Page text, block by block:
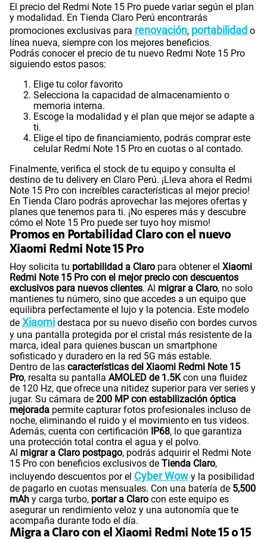
El precio del Redmi Note 15 Pro puede variar según el plan
y modalidad. En Tienda Claro Perú encontrarás
promociones exclusivas para renovación, portabilidad o
línea nueva, siempre con los mejores beneficios.
Podrás conocer el precio de tu nuevo Redmi Note 15 Pro
siguiendo estos pasos:
Elige tu color favorito
Selecciona la capacidad de almacenamiento o
memoria interna.
Escoge la modalidad y el plan que mejor se adapte a
ti.
Elige el tipo de financiamiento, podrás comprar este
celular Redmi Note 15 Pro en cuotas o al contado.
Finalmente, verifica el stock de tu equipo y consulta el
destino de tu delivery en Claro Perú. ¡Lleva ahora el Redmi
Note 15 Pro con increíbles características al mejor precio!
En Tienda Claro podrás aprovechar las mejores ofertas y
planes que tenemos para ti. ¡No esperes más y descubre
cómo el Note 15 Pro puede ser tuyo hoy mismo!
Promos en Portabilidad Claro con el nuevo
Xiaomi Redmi Note 15 Pro
Hoy solicita tu portabilidad a Claro para obtener el Xiaomi
Redmi Note 15 Pro con el mejor precio con descuentos
exclusivos para nuevos clientes. Al migrar a Claro, no solo
mantienes tu número, sino que accedes a un equipo que
equilibra perfectamente el lujo y la potencia. Este modelo
de Xiaomi destaca por su nuevo diseño con bordes curvos
y una pantalla protegida por el cristal más resistente de la
marca, ideal para quienes buscan un smartphone
sofisticado y duradero en la red 5G más estable.
Dentro de las características del Xiaomi Redmi Note 15
Pro, resalta su pantalla AMOLED de 1.5Kcon una fluidez
de 120 Hz, que ofrece una nitidez superior para ver series y
jugar. Su cámara de 200 MP con estabilización óptica
mejorada permite capturar fotos profesionales incluso de
noche, eliminando el ruido y el movimiento en tus videos.
Además, cuenta con certificación IP68, lo que garantiza
una protección total contra el agua y el polvo.
Al migrar a Claro postpago, podrás adquirir el Redmi Note
15 Pro con beneficios exclusivos de Tienda Claro,
incluyendo descuentos por el Cyber Wow y la posibilidad
de pagarlo en cuotas mensuales. Con una batería de 5,500
mAh y carga turbo, portar a Claro con este equipo es
asegurar un rendimiento veloz y una autonomía que te
acompaña durante todo el día.
Migra a Claro con el Xiaomi Redmi Note 15 o 15